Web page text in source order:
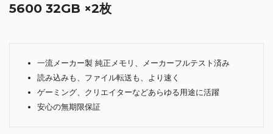
5600 32GB ×2枚
一流メーカー製 純正メモリ、メーカーフルテスト済み
読み込みも、ファイル転送も、より速く
ゲーミング、クリエイターなどあらゆる用途に活躍
安心の無期限保証